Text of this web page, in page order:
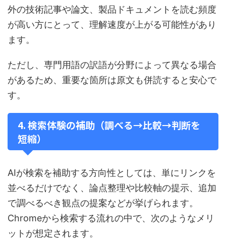
外の技術記事や論文、製品ドキュメントを読む頻度
が高い方にとって、理解速度が上がる可能性があり
ます。
ただし、専門用語の訳語が分野によって異なる場合
があるため、重要な箇所は原文も併読すると安心で
す。
4. 検索体験の補助（調べる→比較→判断を
短縮）
AIが検索を補助する方向性としては、単にリンクを
並べるだけでなく、論点整理や比較軸の提示、追加
で調べるべき観点の提案などが挙げられます。
Chromeから検索する流れの中で、次のようなメリ
ットが想定されます。